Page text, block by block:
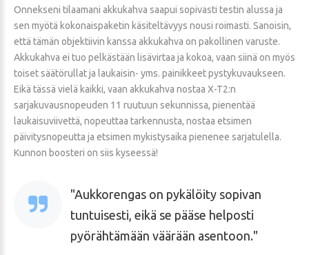
Onnekseni tilaamani akkukahva saapui sopivasti testin alussa ja
sen myötä kokonaispaketin käsiteltävyys nousi roimasti. Sanoisin,
että tämän objektiivin kanssa akkukahva on pakollinen varuste.
Akkukahva ei tuo pelkästään lisävirtaa ja kokoa, vaan siinä on myös
toiset säätörullat ja laukaisin- yms. painikkeet pystykuvaukseen.
Eikä tässä vielä kaikki, vaan akkukahva nostaa X-T2:n
sarjakuvausnopeuden 11 ruutuun sekunnissa, pienentää
laukaisuviivettä, nopeuttaa tarkennusta, nostaa etsimen
päivitysnopeutta ja etsimen mykistysaika pienenee sarjatulella.
Kunnon boosteri on siis kyseessä!
Aukkorengas on pykälöity sopivan
tuntuisesti, eikä se pääse helposti
pyörähtämään väärään asentoon.